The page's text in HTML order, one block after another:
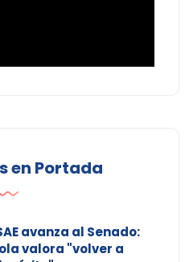
en Portada
avanza al Senado:
valora "volver a